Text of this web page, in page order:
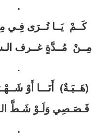
.
كَــمْ يَــا تُــرَى فِـي
مِــنْ مُــدَّةٍ غــرف
.
(هَــبَـةٌ) أَنَـــا أَوْ
قَـصَـصِي وَلَـوْ شَـطَّ
.